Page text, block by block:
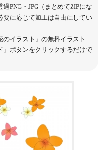
PNG・JPG（まとめてZIPにな
要に応じて加工は自由にしてい
のイラスト」の無料イラスト
」ボタンをクリックするだけで